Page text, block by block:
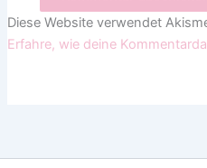
Diese Website verwendet
Erfahre, wie deine